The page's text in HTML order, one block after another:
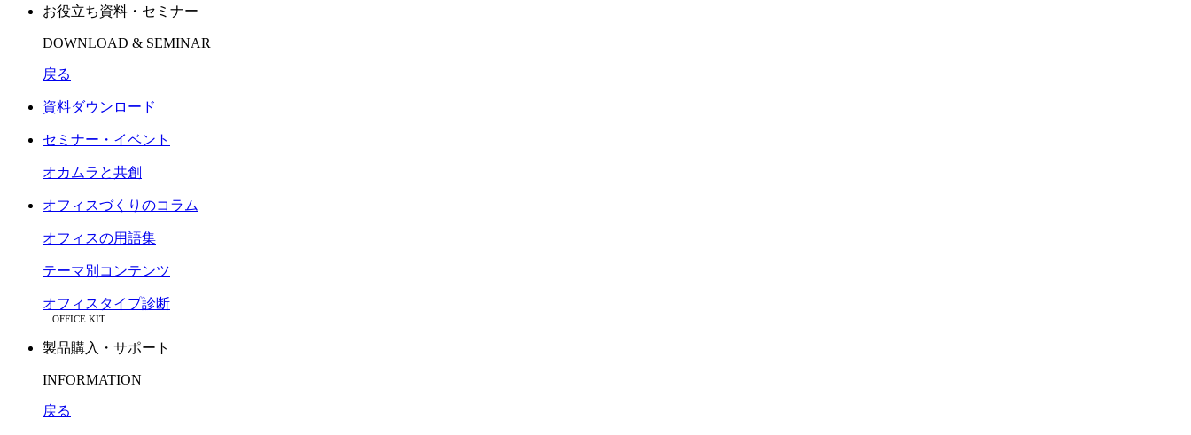
お役立ち資料・セミナー
DOWNLOAD & SEMINAR
戻る
資料ダウンロード
セミナー・イベント
オカムラと共創
オフィスづくりのコラム
オフィスの用語集
テーマ別コンテンツ
オフィスタイプ診断
OFFICE KIT
製品購入・サポート
INFORMATION
戻る